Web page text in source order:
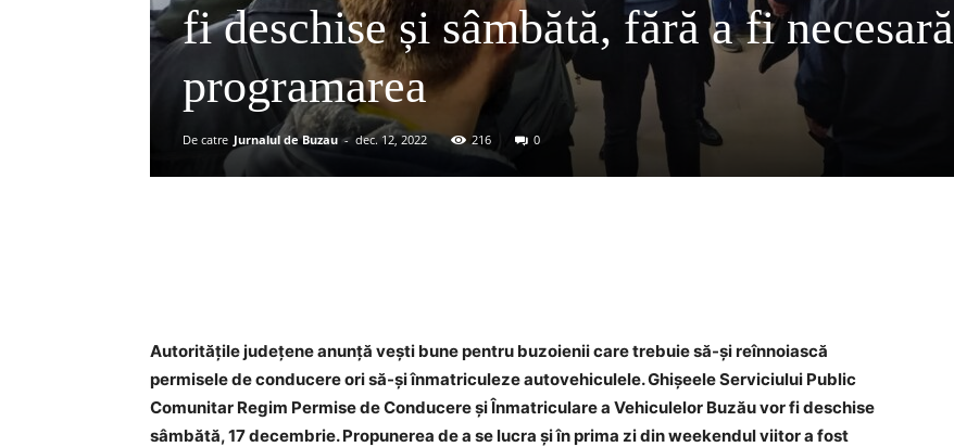
fi deschise și sâmbătă, fără a fi necesară
programarea
De catre Jurnalul de Buzau - dec. 12, 2022 216 0
Autoritățile județene anunță vești bune pentru buzoienii care trebuie să-și reînnoiască
permisele de conducere ori să-și înmatriculeze autovehiculele. Ghișeele Serviciului Public
Comunitar Regim Permise de Conducere și Înmatriculare a Vehiculelor Buzău vor fi deschise
sâmbătă, 17 decembrie. Propunerea de a se lucra și în prima zi din weekendul viitor a fost